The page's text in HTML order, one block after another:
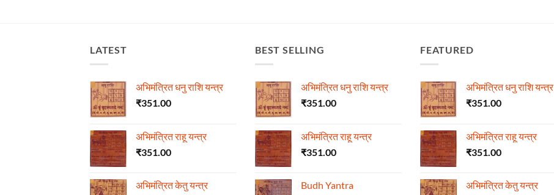
LATEST
अभिमंत्रित धनु राशि यन्त्र
₹351.00
अभिमंत्रित राहू यन्त्र
₹351.00
अभिमंत्रित केतु यन्त्र
BEST SELLING
अभिमंत्रित धनु राशि यन्त्र
₹351.00
अभिमंत्रित राहू यन्त्र
₹351.00
Budh Yantra
FEATURED
अभिमंत्रित धनु राशि यन्त्र
₹351.00
अभिमंत्रित राहू यन्त्र
₹351.00
अभिमंत्रित केतु यन्त्र